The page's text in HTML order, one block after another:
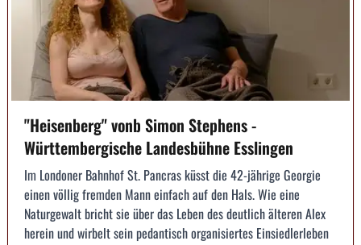
"Heisenberg" vonb Simon Stephens -
Württembergische Landesbühne Esslingen
Im Londoner Bahnhof St. Pancras küsst die 42-jährige Georgie
einen völlig fremden Mann einfach auf den Hals. Wie eine
Naturgewalt bricht sie über das Leben des deutlich älteren Alex
herein und wirbelt sein pedantisch organisiertes Einsiedlerleben